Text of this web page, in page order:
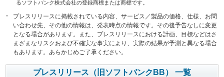
るソフトバンク株式会社の登録商標または商標です。
プレスリリースに掲載されている内容、サービス／製品の価格、仕様、お問
い合わせ先、その他の情報は、発表時点の情報です。その後予告なしに変更
となる場合があります。また、プレスリリースにおける計画、目標などはさ
まざまなリスクおよび不確実な事実により、実際の結果が予測と異なる場合
もあります。あらかじめご了承ください。
プレスリリース（旧ソフトバンクBB） 一覧